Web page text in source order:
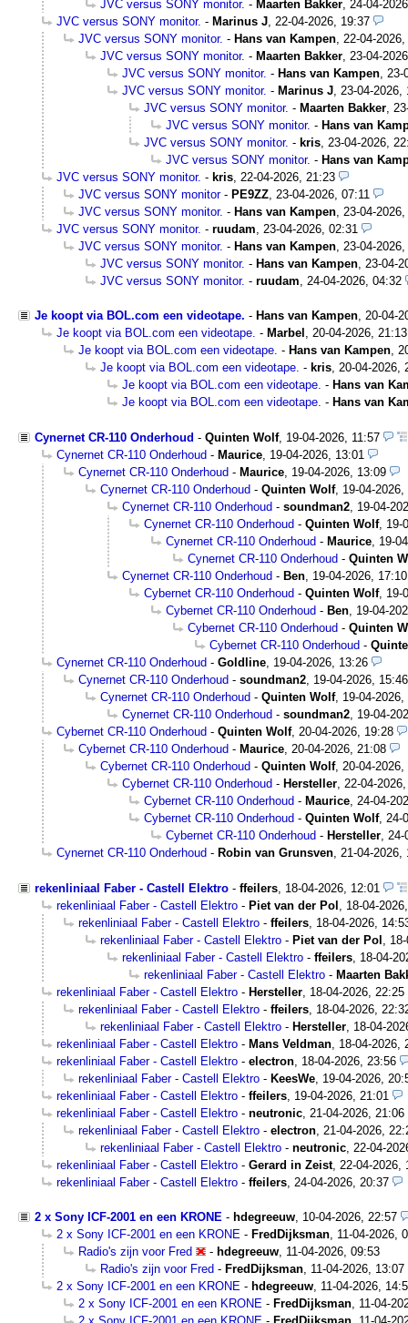
JVC versus SONY monitor. - Maarten Bakker 24-04-
JVC versus SONY monitor. - Marinus J 22-04-2026, 19:37
JVC versus SONY monitor. - Hans van Kampen 22-04-
JVC versus SONY monitor. - Maarten Bakker 23-04-
JVC versus SONY monitor. - Hans van Kampen 23-
JVC versus SONY monitor. - Marinus J 23-04-2026,
JVC versus SONY monitor. - Maarten Bakker
JVC versus SONY monitor. - Hans van
JVC versus SONY monitor. - kris 23-04-2026,
JVC versus SONY monitor. - Hans van
JVC versus SONY monitor. - kris 22-04-2026, 21:23
JVC versus SONY monitor- PE9ZZ 23-04-2026, 07:11
JVC versus SONY monitor. - Hans van Kampen 23-04-
JVC versus SONY monitor. - ruudam
23-04-2026, 02:31
JVC versus SONY monitor. - Hans van Kampen 23-04-
JVC versus SONY monitor. - Hans van Kampen 23-04-
JVC versus SONY monitor. - ruudam 24-04-2026, 04:32
Je koopt via BOL.com een videotape. - Hans van Kampen, 20-04-
Je koopt via BOL.com een videotape. - Marbel , 20-04-2026, 21:13
Je koopt via BOL.com een videotape. - Hans van Kampen,
Je koopt via BOL.com een videotape. - kris, 20-04-2026,
Je koopt via BOL.com een videotape. - Hans van
Je koopt via BOL.com een videotape. - Hans van
Cynernet CR-110 Onderhoud - Quinten Wolf, 19-04-2026, 11:57
Cynernet CR-110 Onderhoud - Maurice 19-04-2026, 13:01
Cynernet CR-110 Onderhoud - Maurice 19-04-2026, 13:09
Cynernet CR-110 Onderhoud - Quinten Wolf, 19-04-2026,
Cynernet CR-110 Onderhoud - soundman2 19-04-
Cynernet CR-110 Onderhoud - Quinten Wolf, 19-
Cynernet CR-110 Onderhoud - Maurice 19-
Cynernet CR-110 Onderhoud - Quinten
Cynernet CR-110 Onderhoud - Ben 19-04-2026, 17:10
Cybernet CR-110 Onderhoud - Quinten Wolf, 19-
Cybernet CR-110 Onderhoud - Ben 19-04-
Cybernet CR-110 Onderhoud - Quinten
Cybernet CR-110 Onderhoud -
Cynernet CR-110 Onderhoud - Goldline 19-04-2026, 13:26
Cynernet CR-110 Onderhoud - soundman2 19-04-2026, 15:46
Cynernet CR-110 Onderhoud - Quinten Wolf, 19-04-2026,
Cynernet CR-110 Onderhoud - soundman2 19-04-
Cybernet CR-110 Onderhoud - Quinten Wolf, 20-04-2026, 19:28
Cybernet CR-110 Onderhoud - Maurice 20-04-2026, 21:08
Cybernet CR-110 Onderhoud - Quinten Wolf, 20-04-2026,
Cybernet CR-110 Onderhoud - Hersteller 22-04-
Cybernet CR-110 Onderhoud - Maurice 24-04-
Cybernet CR-110 Onderhoud - Quinten Wolf, 24-
Cybernet CR-110 Onderhoud - Hersteller 24-
Cynernet CR-110 Onderhoud - Robin van Grunsven 21-04-2026,
rekenliniaal Faber - Castell Elektro - ffeilers 18-04-2026, 12:01
rekenliniaal Faber - Castell Elektro - Piet van der Pol
18-04-
rekenliniaal Faber - Castell Elektro - ffeilers 18-04-2026,
rekenliniaal Faber - Castell Elektro - Piet van der Pol
rekenliniaal Faber - Castell Elektro - ffeilers 18-04-
rekenliniaal Faber - Castell Elektro - Maarten
rekenliniaal Faber - Castell Elektro - Hersteller 18-04-2026, 22:25
rekenliniaal Faber - Castell Elektro - ffeilers 18-04-2026,
rekenliniaal Faber - Castell Elektro - Hersteller 18-04-
rekenliniaal Faber - Castell Elektro - Mans Veldman 18-04-2026,
rekenliniaal Faber - Castell Elektro - electron 18-04-2026, 23:56
rekenliniaal Faber - Castell Elektro - KeesWe 19-04-2026,
rekenliniaal Faber - Castell Elektro - ffeilers 19-04-2026, 21:01
rekenliniaal Faber - Castell Elektro - neutronic 21-04-2026, 21:06
rekenliniaal Faber - Castell Elektro - electron 21-04-2026,
rekenliniaal Faber - Castell Elektro - neutronic 22-04-
rekenliniaal Faber - Castell Elektro - Gerard in Zeist, 22-04-2026,
rekenliniaal Faber - Castell Elektro - ffeilers 24-04-2026, 20:37
2 x Sony ICF-2001 en een KRONE - hdegreeuw, 10-04-2026, 22:57
2 x Sony ICF-2001 en een KRONE - FredDijksman, 11-04-2026,
Radio's zijn voor Fred
- hdegreeuw, 11-04-2026, 09:53
Radio's zijn voor Fred - FredDijksman, 11-04-2026, 13:07
2 x Sony ICF-2001 en een KRONE - hdegreeuw, 11-04-2026,
2 x Sony ICF-2001 en een KRONE - FredDijksman, 11-04-